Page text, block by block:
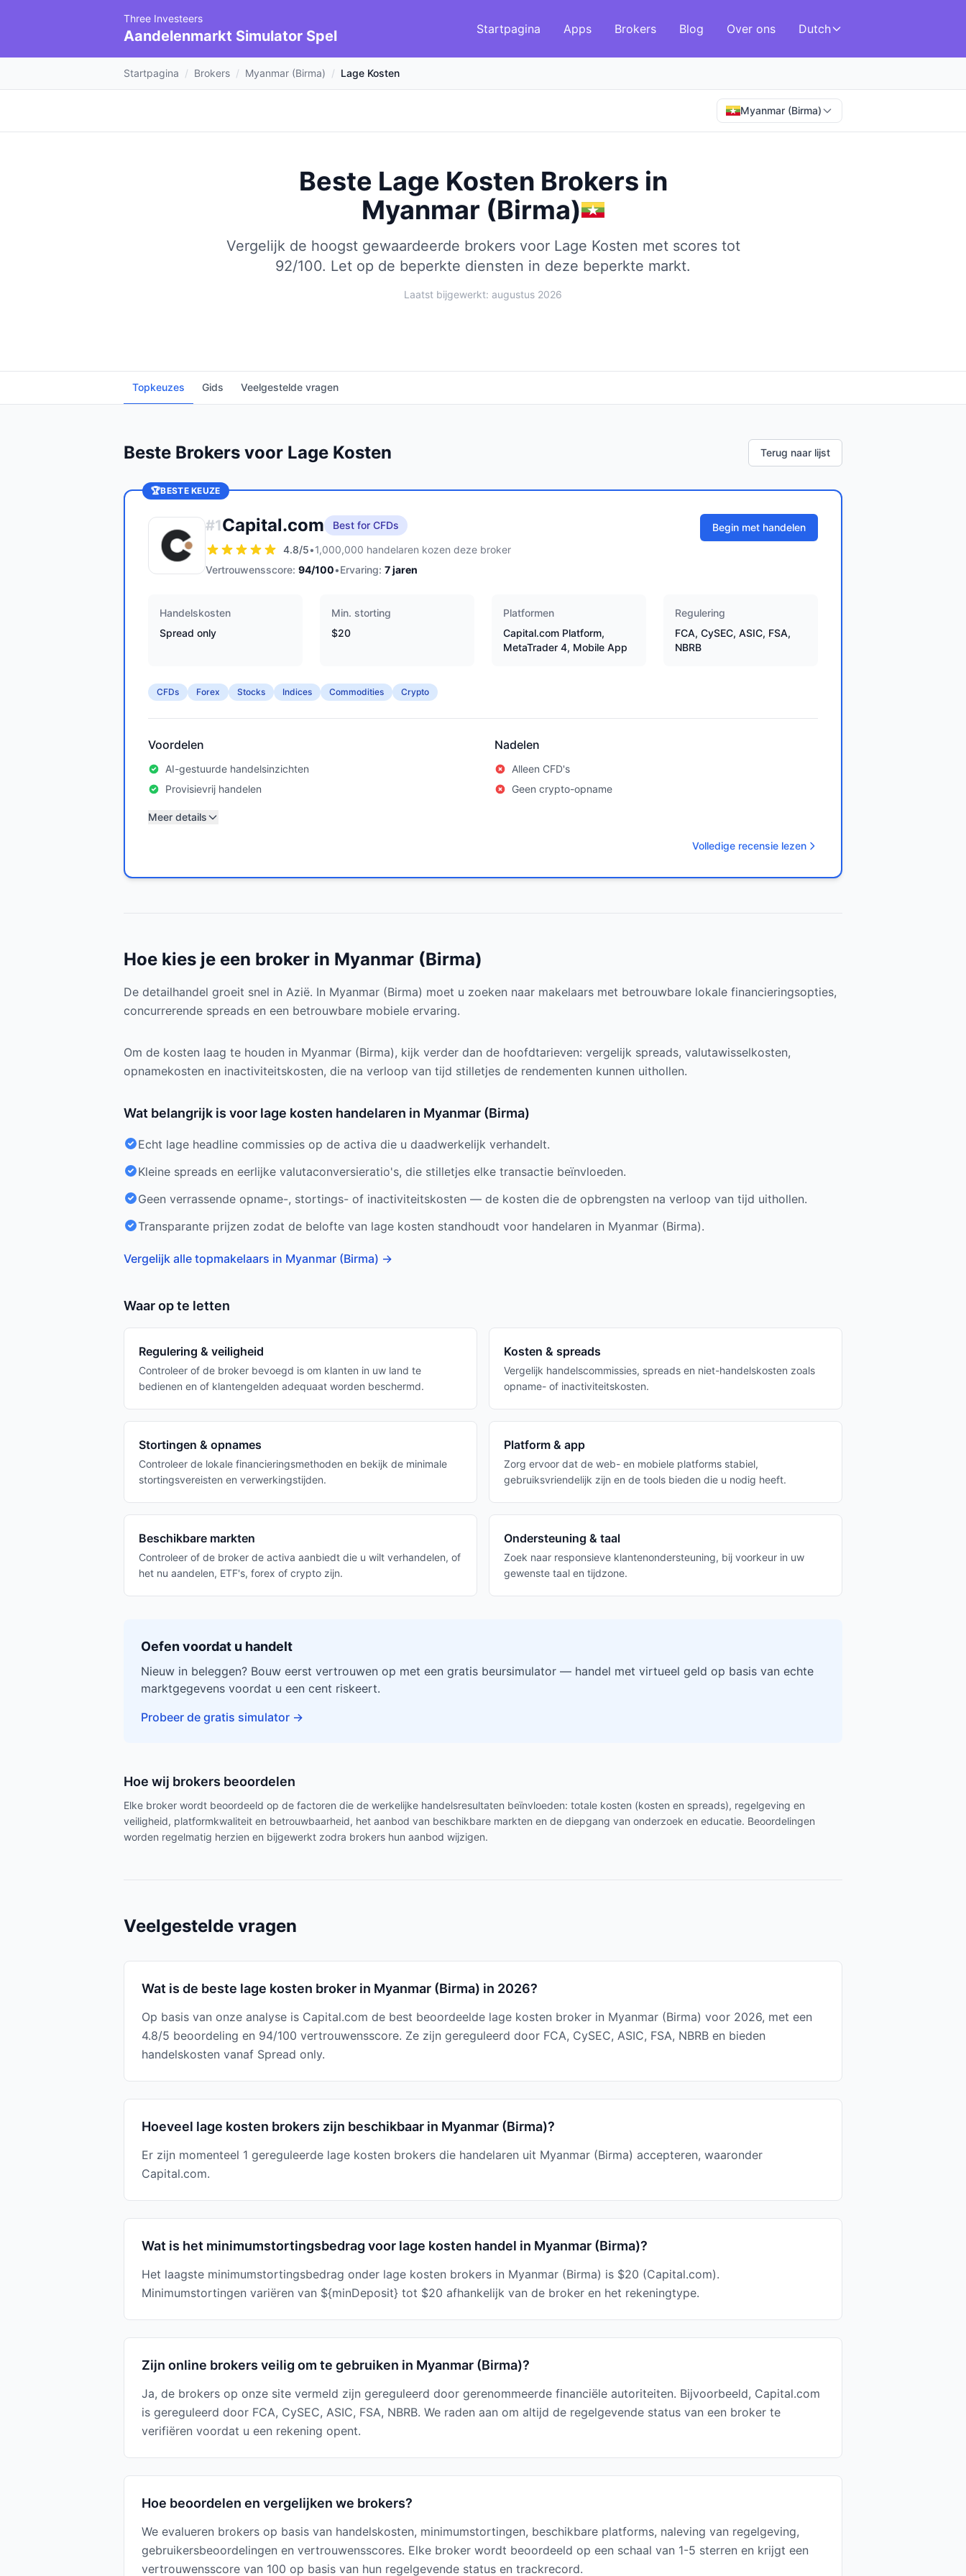
Three Investeers
Aandelenmarkt Simulator Spel Startpagina Apps Brokers Blog Over ons Dutch
Startpagina / Brokers / Myanmar (Birma) / Lage Kosten
Myanmar (Birma)
Beste Lage Kosten Brokers in
Myanmar (Birma)
Vergelijk de hoogst gewaardeerde brokers voor Lage Kosten met scores tot
92/100. Let op de beperkte diensten in deze beperkte markt.
Laatst bijgewerkt: augustus 2026
Topkeuzes Gids Veelgestelde vragen
Beste Brokers voor Lage Kosten Terug naar lijst
🏆BESTE KEUZE
#1Capital.com
Best for CFDs
4.8/5•1,000,000 handelaren kozen deze broker
Vertrouwensscore: 94/100•Ervaring: 7jaren
Begin met handelen
Handelskosten
Spread only
Min. storting
$20
Platformen
Capital.com Platform,
MetaTrader 4, Mobile App
Regulering
FCA, CySEC, ASIC, FSA,
NBRB
CFDs Forex Stocks Indices Commodities Crypto
Voordelen
AI-gestuurde handelsinzichten
Provisievrij handelen
Nadelen
Alleen CFD's
Geen crypto-opname
Meer details
Volledige recensie lezen
Hoe kies je een broker in Myanmar (Birma)
De detailhandel groeit snel in Azië. In Myanmar (Birma) moet u zoeken naar makelaars met betrouwbare lokale financieringsopties,
concurrerende spreads en een betrouwbare mobiele ervaring.
Om de kosten laag te houden in Myanmar (Birma), kijk verder dan de hoofdtarieven: vergelijk spreads, valutawisselkosten,
opnamekosten en inactiviteitskosten, die na verloop van tijd stilletjes de rendementen kunnen uithollen.
Wat belangrijk is voor lage kosten handelaren in Myanmar (Birma)
Echt lage headline commissies op de activa die u daadwerkelijk verhandelt.
Kleine spreads en eerlijke valutaconversieratio's, die stilletjes elke transactie beïnvloeden.
Geen verrassende opname-, stortings- of inactiviteitskosten — de kosten die de opbrengsten na verloop van tijd uithollen.
Transparante prijzen zodat de belofte van lage kosten standhoudt voor handelaren in Myanmar (Birma).
Vergelijk alle topmakelaars in Myanmar (Birma) →
Waar op te letten
Regulering & veiligheid
Controleer of de broker bevoegd is om klanten in uw land te
bedienen en of klantengelden adequaat worden beschermd.
Kosten & spreads
Vergelijk handelscommissies, spreads en niet-handelskosten zoals
opname- of inactiviteitskosten.
Stortingen & opnames
Controleer de lokale financieringsmethoden en bekijk de minimale
stortingsvereisten en verwerkingstijden.
Platform & app
Zorg ervoor dat de web- en mobiele platforms stabiel,
gebruiksvriendelijk zijn en de tools bieden die u nodig heeft.
Beschikbare markten
Controleer of de broker de activa aanbiedt die u wilt verhandelen, of
het nu aandelen, ETF's, forex of crypto zijn.
Ondersteuning & taal
Zoek naar responsieve klantenondersteuning, bij voorkeur in uw
gewenste taal en tijdzone.
Oefen voordat u handelt
Nieuw in beleggen? Bouw eerst vertrouwen op met een gratis beursimulator — handel met virtueel geld op basis van echte
marktgegevens voordat u een cent riskeert.
Probeer de gratis simulator →
Hoe wij brokers beoordelen
Elke broker wordt beoordeeld op de factoren die de werkelijke handelsresultaten beïnvloeden: totale kosten (kosten en spreads), regelgeving en
veiligheid, platformkwaliteit en betrouwbaarheid, het aanbod van beschikbare markten en de diepgang van onderzoek en educatie. Beoordelingen
worden regelmatig herzien en bijgewerkt zodra brokers hun aanbod wijzigen.
Veelgestelde vragen
Wat is de beste lage kosten broker in Myanmar (Birma) in 2026?
Op basis van onze analyse is Capital.com de best beoordeelde lage kosten broker in Myanmar (Birma) voor 2026, met een
4.8/5 beoordeling en 94/100 vertrouwensscore. Ze zijn gereguleerd door FCA, CySEC, ASIC, FSA, NBRB en bieden
handelskosten vanaf Spread only.
Hoeveel lage kosten brokers zijn beschikbaar in Myanmar (Birma)?
Er zijn momenteel 1 gereguleerde lage kosten brokers die handelaren uit Myanmar (Birma) accepteren, waaronder
Capital.com.
Wat is het minimumstortingsbedrag voor lage kosten handel in Myanmar (Birma)?
Het laagste minimumstortingsbedrag onder lage kosten brokers in Myanmar (Birma) is $20 (Capital.com).
Minimumstortingen variëren van ${minDeposit} tot $20 afhankelijk van de broker en het rekeningtype.
Zijn online brokers veilig om te gebruiken in Myanmar (Birma)?
Ja, de brokers op onze site vermeld zijn gereguleerd door gerenommeerde financiële autoriteiten. Bijvoorbeeld, Capital.com
is gereguleerd door FCA, CySEC, ASIC, FSA, NBRB. We raden aan om altijd de regelgevende status van een broker te
verifiëren voordat u een rekening opent.
Hoe beoordelen en vergelijken we brokers?
We evalueren brokers op basis van handelskosten, minimumstortingen, beschikbare platforms, naleving van regelgeving,
gebruikersbeoordelingen en vertrouwensscores. Elke broker wordt beoordeeld op een schaal van 1-5 sterren en krijgt een
vertrouwensscore van 100 op basis van hun regelgevende status en trackrecord.